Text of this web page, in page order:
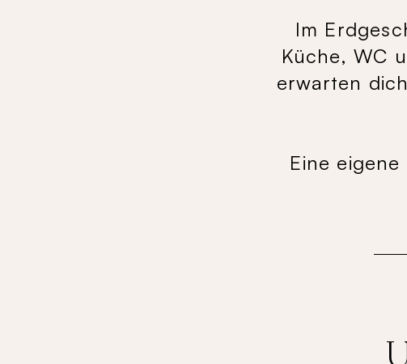
Im
Küche, WC
erwarten
Eine